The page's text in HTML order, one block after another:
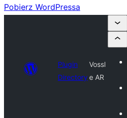
Pobierz WordPressa
Plugin
Directory
Vossl
e AR